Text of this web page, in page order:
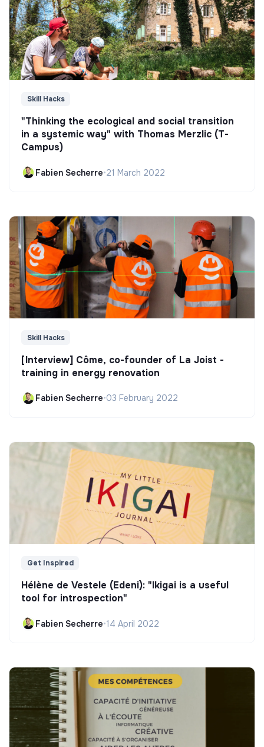
Skill Hacks
"Thinking the ecological and social transition
in a systemic way" with Thomas Merzlic (T-
Campus)
Fabien Secherre•21 March 2022
Skill Hacks
[Interview] Côme, co-founder of La Joist -
training in energy renovation
Fabien Secherre•03 February 2022
Get Inspired
Hélène de Vestele (Edeni): "Ikigai is a useful
tool for introspection"
Fabien Secherre•14 April 2022